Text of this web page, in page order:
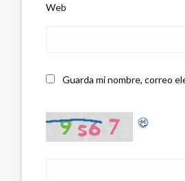
Web
Guarda mi nombre, correo